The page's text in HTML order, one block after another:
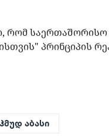
რომ
პრინციპის
აბასი